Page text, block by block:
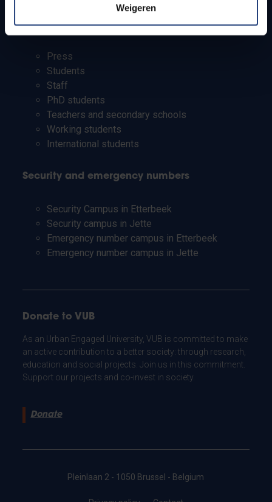
Weigeren
Info for
Press
Students
Staff
PhD students
Teachers and secondary schools
Working students
International students
Security and emergency numbers
Security Campus in Etterbeek
Security campus in Jette
Emergency number campus in Etterbeek
Emergency number campus in Jette
Donate to VUB
As an Urban Engaged University, VUB is committed to make
an active contribution to a better society: through research,
education and social projects. Join us in this commitment.
Support our projects and co-invest in society.
Donate
Pleinlaan 2 - 1050 Brussel - Belgium